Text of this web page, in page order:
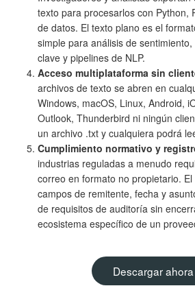
texto para procesarlos con Python,
de datos. El texto plano es el
simple para análisis de
clave y pipelines de NLP.
Acceso multiplataforma sin
archivos de texto se abren en
Windows, macOS, Linux, Android,
Outlook, Thunderbird ni ningún
un archivo .txt y cualquiera podrá
Cumplimiento normativo y
industrias reguladas a menudo
correo en formato no propietario.
campos de remitente, fecha y
de requisitos de auditoría sin
ecosistema específico de un
Descargar ahora